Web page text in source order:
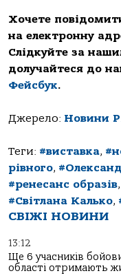
Хочете
на електронну
Слідкуйте за
долучайтеся до
Фейсбук.
Джерело: Новини
Теги: #виставка,
рівного,
#ренесанс образів,
#Світлана Калько,
СВІЖІ НОВИНИ
13:12
Ще 6 учасників
області отримають